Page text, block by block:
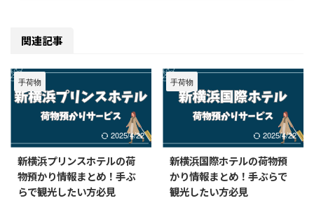
関連記事
手荷物
2025/4/22
新横浜プリンスホテルの荷
物預かり情報まとめ！手ぶ
らで観光したい方必見
手荷物
2025/4/22
新横浜国際ホテルの荷物預
かり情報まとめ！手ぶらで
観光したい方必見